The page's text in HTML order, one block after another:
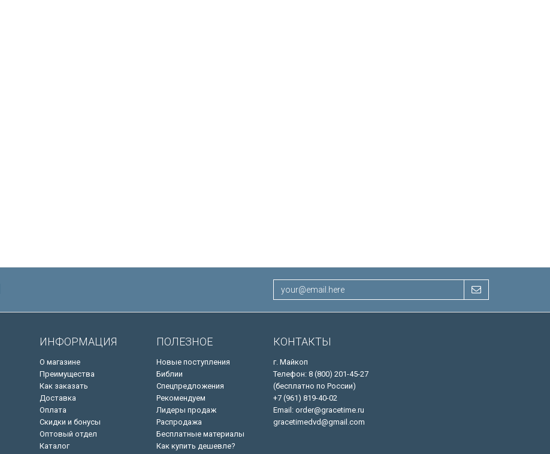
ИНФОРМАЦИЯ
О магазине
Преимущества
Как заказать
Доставка
Оплата
Скидки и бонусы
Оптовый отдел
Каталог
ПОЛЕЗНОЕ
Новые поступления
Библии
Спецпредложения
Рекомендуем
Лидеры продаж
Распродажа
Бесплатные материалы
Как купить дешевле?
КОНТАКТЫ
г. Майкоп
Телефон: 8 (800) 201-45-27
(бесплатно по России)
+7 (961) 819-40-02
Email: order@gracetime.ru
gracetimedvd@gmail.com